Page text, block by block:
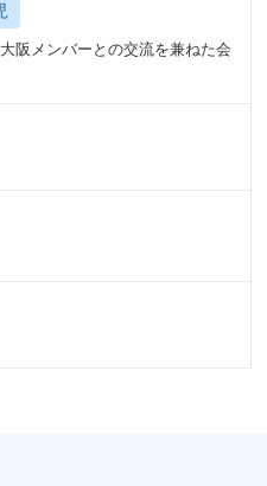
阪メンバーとの交流を兼ねた会